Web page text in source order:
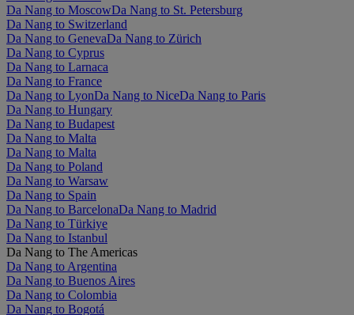
Da Nang to MoscowDa Nang to St. Petersburg
Da Nang to Switzerland
Da Nang to GenevaDa Nang to Zürich
Da Nang to Cyprus
Da Nang to Larnaca
Da Nang to France
Da Nang to LyonDa Nang to NiceDa Nang to Paris
Da Nang to Hungary
Da Nang to Budapest
Da Nang to Malta
Da Nang to Malta
Da Nang to Poland
Da Nang to Warsaw
Da Nang to Spain
Da Nang to BarcelonaDa Nang to Madrid
Da Nang to Türkiye
Da Nang to Istanbul
Da Nang to The Americas
Da Nang to Argentina
Da Nang to Buenos Aires
Da Nang to Colombia
Da Nang to Bogotá